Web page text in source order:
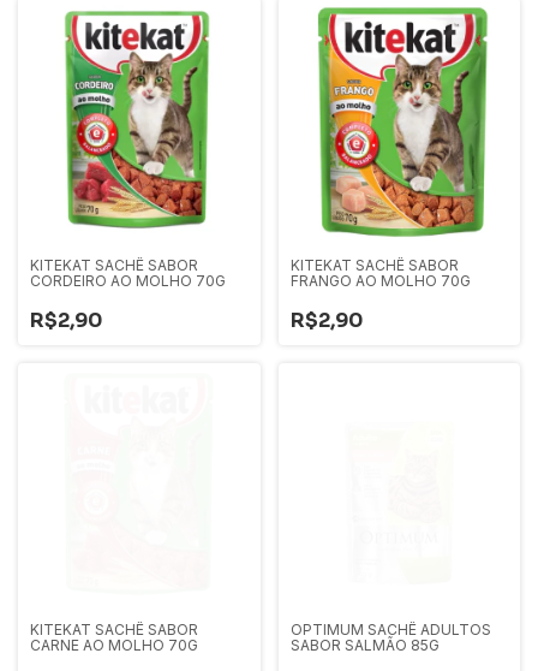
KITEKAT SACHÊ SABOR
CORDEIRO AO MOLHO 70G
R$2,90
KITEKAT SACHÊ SABOR
FRANGO AO MOLHO 70G
R$2,90
KITEKAT SACHÊ SABOR
CARNE AO MOLHO 70G
OPTIMUM SACHÊ ADULTOS
SABOR SALMÃO 85G